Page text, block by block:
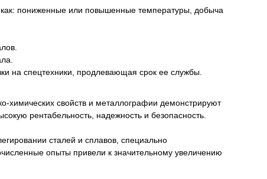
как: пониженные или повышенные температуры, добыча
на спецтехники, продлевающая срок ее службы.
химических свойств и металлографии демонстрируют
рентабельность, надежность и безопасность.
сталей и сплавов, специально
опыты привели к значительному увеличению